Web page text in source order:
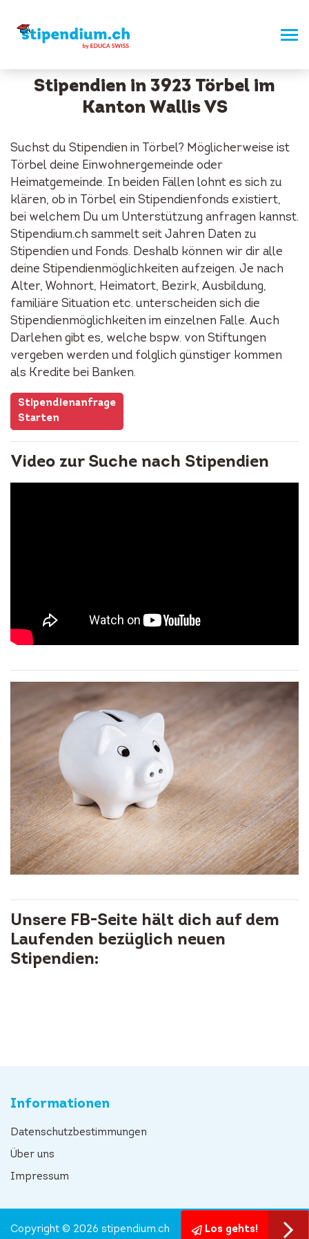
Stipendien in 3923 Törbel im
Kanton Wallis VS
Suchst du Stipendien in Törbel? Möglicherweise ist
Törbel deine Einwohnergemeinde oder
Heimatgemeinde. In beiden Fällen lohnt es sich zu
klären, ob in Törbel ein Stipendienfonds existiert,
bei welchem Du um Unterstützung anfragen kannst.
Stipendium.ch sammelt seit Jahren Daten zu
Stipendien und Fonds. Deshalb können wir dir alle
deine Stipendienmöglichkeiten aufzeigen. Je nach
Alter, Wohnort, Heimatort, Bezirk, Ausbildung,
familiäre Situation etc. unterscheiden sich die
Stipendienmöglichkeiten im einzelnen Falle. Auch
Darlehen gibt es, welche bspw. von Stiftungen
vergeben werden und folglich günstiger kommen
als Kredite bei Banken.
Stipendienanfrage
Starten
Video zur Suche nach Stipendien
Unsere FB-Seite hält dich auf dem
Laufenden bezüglich neuen
Stipendien:
Informationen
Datenschutzbestimmungen
Über uns
Impressum
Los gehts!
Copyright © 2026 stipendium.ch